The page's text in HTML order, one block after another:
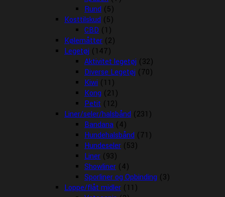
Rund (5)
Kosttilskud (5)
CBD (1)
Kølemåtter (2)
Legetøj (147)
Aktivitet legetøj (32)
Diverse Legetøj (70)
Kiwi (11)
Kong (21)
Petit (12)
Liner/seler/halsbånd (231)
Bandana (4)
Hundehalsbånd (71)
Hundeseler (53)
Liner (93)
Showliner (4)
Sporliner og Opbinding (3)
Loppe/flåt midler (11)